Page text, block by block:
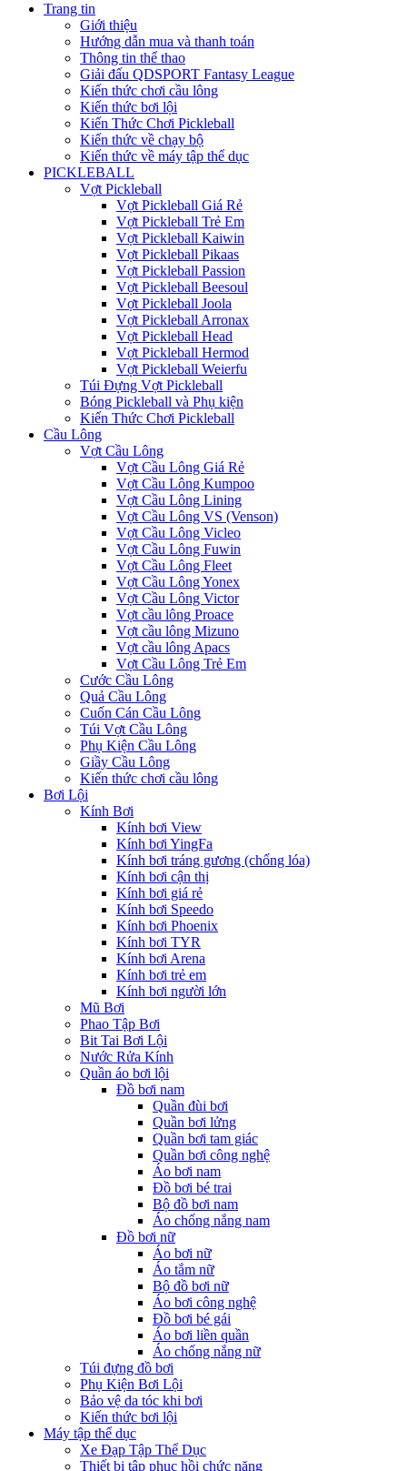
Trang tin
Giới thiệu
Hướng dẫn mua và thanh toán
Thông tin thể thao
Giải đấu QDSPORT Fantasy League
Kiến thức chơi cầu lông
Kiến thức bơi lội
Kiến Thức Chơi Pickleball
Kiến thức về chạy bộ
Kiến thức về máy tập thể dục
PICKLEBALL
Vợt Pickleball
Vợt Pickleball Giá Rẻ
Vợt Pickleball Trẻ Em
Vợt Pickleball Kaiwin
Vợt Pickleball Pikaas
Vợt Pickleball Passion
Vợt Pickleball Beesoul
Vợt Pickleball Joola
Vợt Pickleball Arronax
Vợt Pickleball Head
Vợt Pickleball Hermod
Vợt Pickleball Weierfu
Túi Đựng Vợt Pickleball
Bóng Pickleball và Phụ kiện
Kiến Thức Chơi Pickleball
Cầu Lông
Vợt Cầu Lông
Vợt Cầu Lông Giá Rẻ
Vợt Cầu Lông Kumpoo
Vợt Cầu Lông Lining
Vợt Cầu Lông VS (Venson)
Vợt Cầu Lông Vicleo
Vợt Cầu Lông Fuwin
Vợt Cầu Lông Fleet
Vợt Cầu Lông Yonex
Vợt Cầu Lông Victor
Vợt cầu lông Proace
Vợt cầu lông Mizuno
Vợt cầu lông Apacs
Vợt Cầu Lông Trẻ Em
Cước Cầu Lông
Quả Cầu Lông
Cuốn Cán Cầu Lông
Túi Vợt Cầu Lông
Phụ Kiện Cầu Lông
Giầy Cầu Lông
Kiến thức chơi cầu lông
Bơi Lội
Kính Bơi
Kính bơi View
Kính bơi YingFa
Kính bơi tráng gương (chống lóa)
Kính bơi cận thị
Kính bơi giá rẻ
Kính bơi Speedo
Kính bơi Phoenix
Kính bơi TYR
Kính bơi Arena
Kính bơi trẻ em
Kính bơi người lớn
Mũ Bơi
Phao Tập Bơi
Bit Tai Bơi Lội
Nước Rửa Kính
Quần áo bơi lội
Đồ bơi nam
Quần đùi bơi
Quần bơi lửng
Quần bơi tam giác
Quần bơi công nghệ
Áo bơi nam
Đồ bơi bé trai
Bộ đồ bơi nam
Áo chống nắng nam
Đồ bơi nữ
Áo bơi nữ
Áo tắm nữ
Bộ đồ bơi nữ
Áo bơi công nghệ
Đồ bơi bé gái
Áo bơi liền quần
Áo chống nắng nữ
Túi đựng đồ bơi
Phụ Kiện Bơi Lội
Bảo vệ da tóc khi bơi
Kiến thức bơi lội
Máy tập thể dục
Xe Đạp Tập Thể Dục
Thiết bị tập phục hồi chức năng